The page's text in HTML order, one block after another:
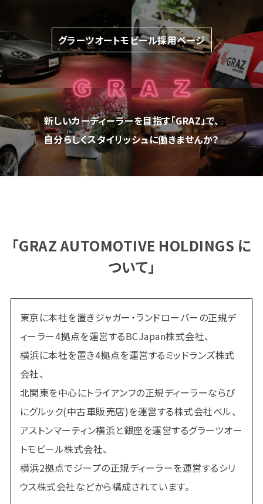
グラーツオートモビール採用ページ
新しいカーディーラーを目指す「GRAZ」で、
自分らしくスタイリッシュに働きませんか？
「GRAZ AUTOMOTIVE HOLDINGS に
ついて」
東京に本社を置きジャガー・ランドローバーの正規デ
ィーラー4拠点を運営するBCJapan株式会社、
横浜に本社を置き4拠点を運営するミッドランズ株式
会社、
北関東を中心にトライアンフの正規ディーラーならび
にグルック(中古車販売店)を運営する株式会社ベル、
アストンマーティン横浜と銀座を運営するグラーツオー
トモビール株式会社、
横浜2拠点でジープの正規ディーラーを運営するシリ
ウス株式会社などから構成されています。